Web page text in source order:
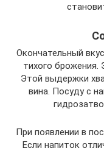
Окончательный
тихого брожения.
Этой выдержки
вина. Посуду с
При появлении в
Если напиток